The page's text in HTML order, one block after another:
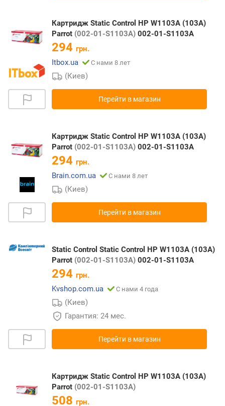
Картридж Static Control HP W1103A (103A)
Parrot (002-01-S1103A) 002-01-S1103A
294 грн.
Itbox.ua
С нами 8 лет
(Киев)
Перейти в магазин
Картридж Static Control HP W1103A (103A)
Parrot (002-01-S1103A) 002-01-S1103A
294 грн.
Brain.com.ua
С нами 8 лет
(Киев)
Перейти в магазин
Static Control Static Control HP W1103A (103A)
Parrot (002-01-S1103A) 002-01-S1103A
294 грн.
Kvshop.com.ua
С нами 4 года
(Киев)
Гарантия: 24 мес.
Перейти в магазин
Картридж Static Control HP W1103A (103A)
Parrot (002-01-S1103A)
508 грн.